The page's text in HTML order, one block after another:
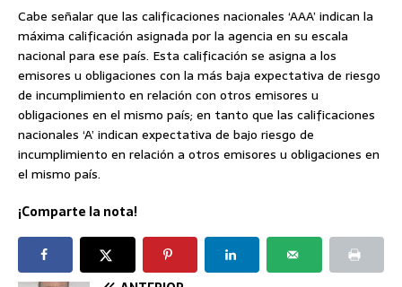
Cabe señalar que las calificaciones nacionales ‘AAA’ indican la
máxima calificación asignada por la agencia en su escala
nacional para ese país. Esta calificación se asigna a los
emisores u obligaciones con la más baja expectativa de riesgo
de incumplimiento en relación con otros emisores u
obligaciones en el mismo país; en tanto que las calificaciones
nacionales ‘A’ indican expectativa de bajo riesgo de
incumplimiento en relación a otros emisores u obligaciones en
el mismo país.
¡Comparte la nota!